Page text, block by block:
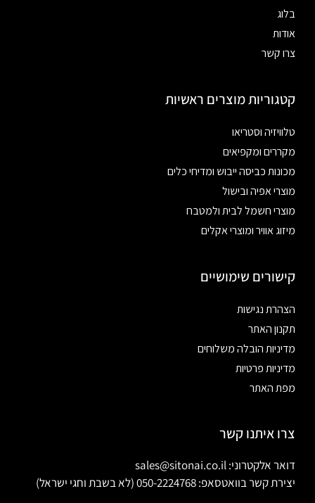
בלוג
אודות
צרו קשר
קטגוריות מוצרים ראשיות
טלוויזיה וסטריאו
מקררים ומקפיאים
מכונות כביסה ייבוש ומדיחי כלים
מוצרי אפיה ובישול
מוצרי חשמל לבית ולמטבח
מיזוג אוויר ומוצרי אקלים
קישורים שימושיים
הצהרת נגישות
תקנון האתר
מדיניות הובלה משלוחים
מדיניות פרטיות
מפת האתר
צרו איתנו קשר
דואר אלקטרוני: sales@sitonai.co.il
יצירת קשר בוואטסאפ: 050-2224768 (לא בשבת וחגי ישראל)